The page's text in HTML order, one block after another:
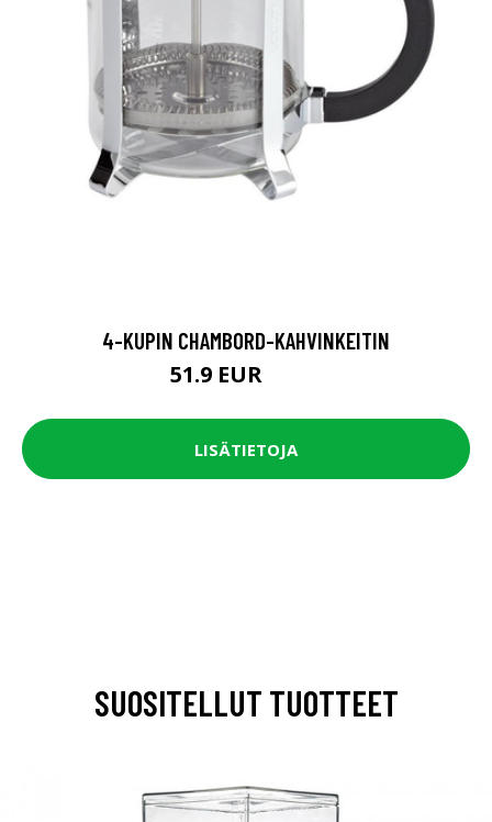
4-KUPIN CHAMBORD-KAHVINKEITIN
51.9 EUR
LISÄTIETOJA
SUOSITELLUT TUOTTEET